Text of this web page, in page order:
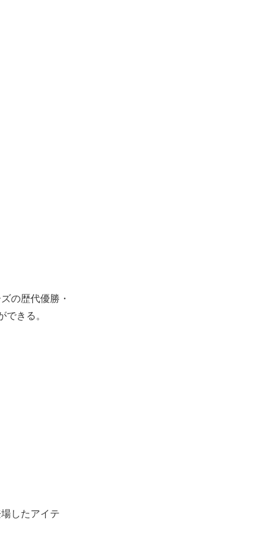
の歴代優勝・
きる。
したアイテ